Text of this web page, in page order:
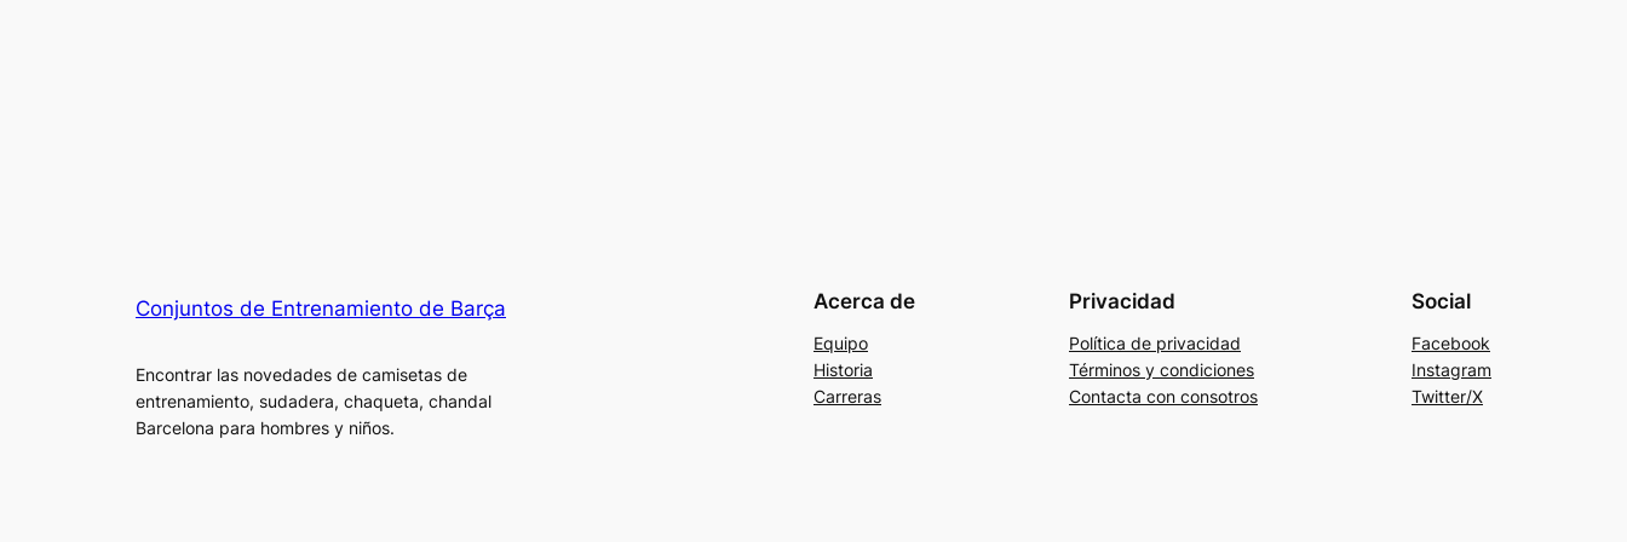
Conjuntos de Entrenamiento de Barça
Encontrar las novedades de camisetas de
entrenamiento, sudadera, chaqueta, chandal
Barcelona para hombres y niños.
Acerca de
Equipo
Historia
Carreras
Privacidad
Política de privacidad
Términos y condiciones
Contacta con consotros
Social
Facebook
Instagram
Twitter/X